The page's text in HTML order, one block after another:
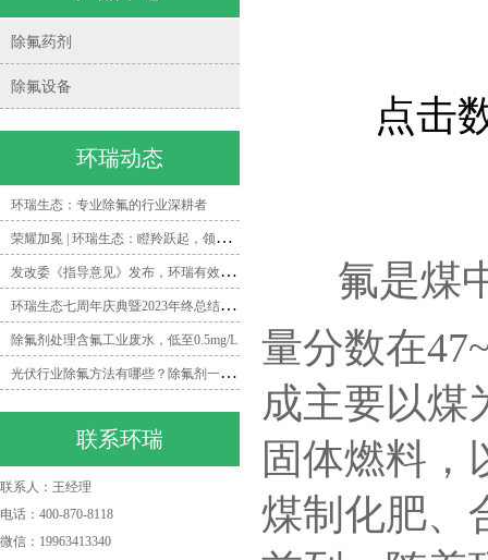
除氟药剂
除氟设备
环瑞动态
环瑞生态：专业除氟的行业深耕者
荣
耀加冕 | 环瑞生态：瞪羚跃起，领跑除氟领域新时代
发
改委《指导意见》发布，环瑞有效打造矿井水除氟一体化解决方案
环
瑞生态七周年庆典暨2023年终总结会圆满落幕
除氟剂处理含氟工业废水，低至0.5mg/L
光
伏行业除氟方法有哪些？除氟剂一招帮你搞定！
联系环瑞
联系人：王经理
电话：400-870-8118
微信：19963413340
点击
氟是煤中
量分数在
成主要以煤
固体燃料，
煤制化肥、